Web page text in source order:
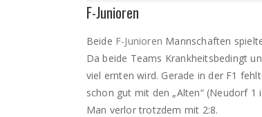
F-Junioren
Beide F-Junioren Mannschaften
Da beide Teams Krankheitsbedingt
viel ernten wird. Gerade in der F1
schon gut mit den „Alten“ (Neudorf
Man verlor trotzdem mit 2:8.